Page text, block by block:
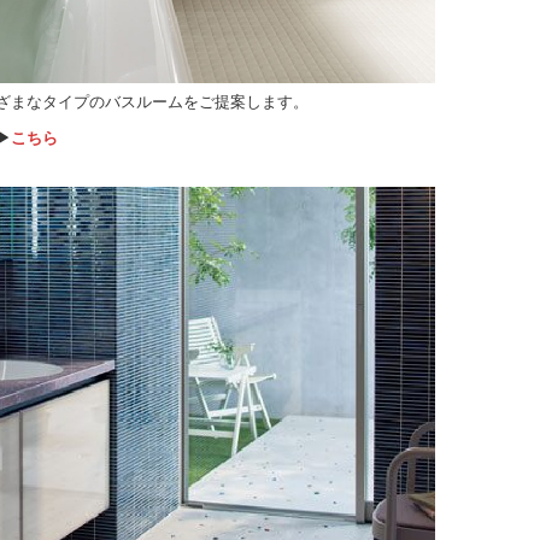
なタイプのバスルームをご提案します。
こちら